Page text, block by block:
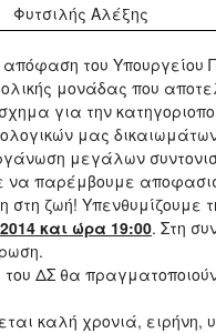
Φυτσιλής Αλέξης
του Υπουργείου
μονάδας που
για την
μας
μεγάλων
παρέμβουμε
ζωή! Υπενθυμίζουμε
και ώρα 19:00. Στη
του ΔΣ θα
καλή χρονιά, ειρήνη,